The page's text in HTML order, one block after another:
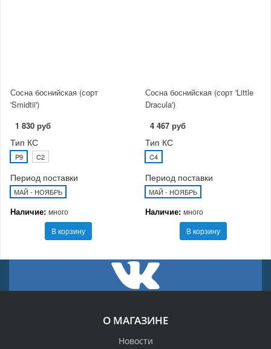
Сосна боснийская (сорт
'Smidtii')
1 830 руб
Тип КС
P9 C2
Период поставки
МАЙ - НОЯБРЬ
Наличие: много
В корзину
Сосна боснийская (сорт 'Little
Dracula')
4 467 руб
Тип КС
C4
Период поставки
МАЙ - НОЯБРЬ
Наличие: много
В корзину
О МАГАЗИНЕ
Новости